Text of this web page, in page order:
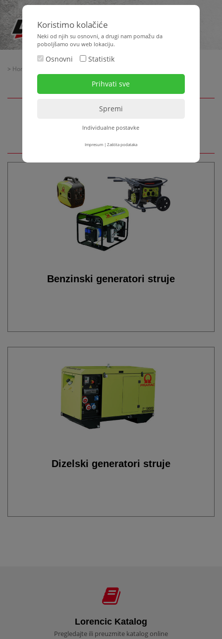
> Home
Generatori struje
Benzinski generatori struje
Dizelski generatori struje
Lorencic Katalog
Pregledajte ili preuzmite katalog online
Koristimo kolačiće
Neki od njih su osnovni, a drugi nam pomažu da
poboljšamo ovu web lokaciju.
Osnovni Statistik
Individualne postavke
Impresum| Zaštita podataka